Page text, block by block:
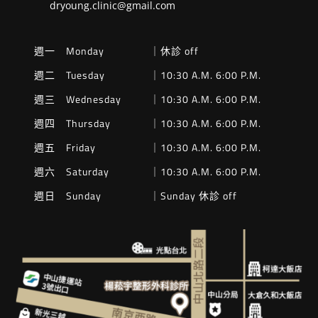
dryoung.clinic@gmail.com
週一 Monday
｜休診 off
週二 Tuesday
｜10:30 A.M. 6:00 P.M.
週三 Wednesday
｜10:30 A.M. 6:00 P.M.
週四 Thursday
｜10:30 A.M. 6:00 P.M.
週五 Friday
｜10:30 A.M. 6:00 P.M.
週六 Saturday
｜10:30 A.M. 6:00 P.M.
週日 Sunday
｜Sunday 休診 off